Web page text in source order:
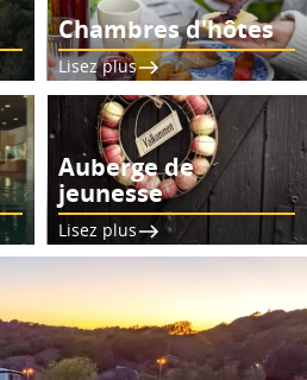
Chambres d'hôtes
Lisez plus
Auberge de
jeunesse
Lisez plus